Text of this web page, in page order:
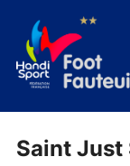
contenu
Saint Just